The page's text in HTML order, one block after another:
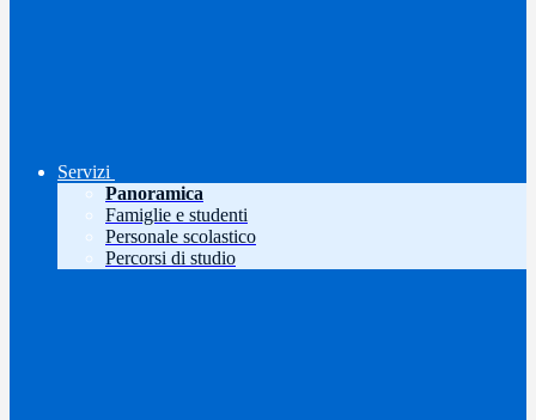
Servizi
Panoramica
Famiglie e studenti
Personale scolastico
Percorsi di studio